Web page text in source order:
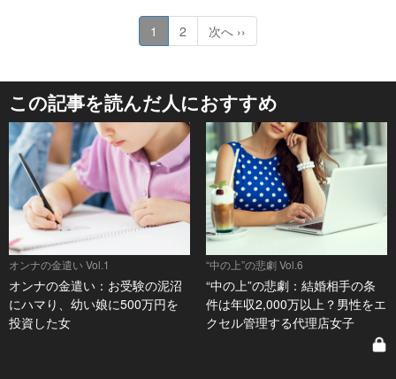
1 2 次へ ››
この記事を読んだ人におすすめ
オンナの金遣い Vol.1
オンナの金遣い：お受験の泥沼
にハマり、幼い娘に500万円を
投資した女
“中の上”の悲劇 Vol.6
“中の上”の悲劇：結婚相手の条
件は年収2,000万以上？男性をエ
クセル管理する代理店女子